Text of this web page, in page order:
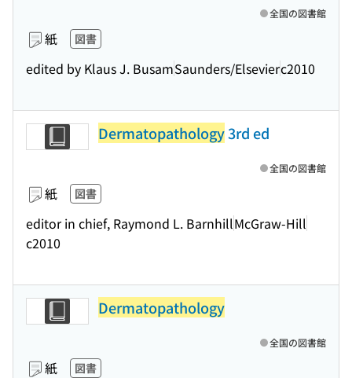
紙 図書
edited by Klaus J. BusamSaunders/Elsevierc2010
全国の図書館
Dermatopathology3rd ed
紙 図書
editor in chief, Raymond L. BarnhillMcGraw-Hill
c2010
全国の図書館
Dermatopathology
紙 図書
全国の図書館